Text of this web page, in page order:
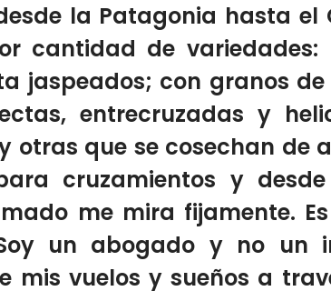
la Patagonia hasta el
cantidad de variedades:
jaspeados; con granos de
entrecruzadas y
que se cosechan de
cruzamientos y desde
me mira fijamente.
un abogado y no un
mis vuelos y sueños a